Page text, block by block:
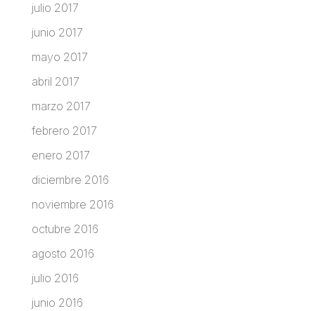
julio 2017
junio 2017
mayo 2017
abril 2017
marzo 2017
febrero 2017
enero 2017
diciembre 2016
noviembre 2016
octubre 2016
agosto 2016
julio 2016
junio 2016